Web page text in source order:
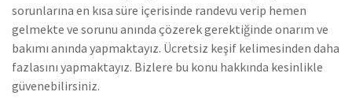
sorunlarına en kısa süre içerisinde randevu verip hemen
gelmekte ve sorunu anında çözerek gerektiğinde onarım ve
bakımı anında yapmaktayız. Ücretsiz keşif kelimesinden daha
fazlasını yapmaktayız. Bizlere bu konu hakkında kesinlikle
güvenebilirsiniz.